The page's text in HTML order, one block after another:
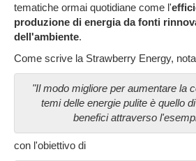
tematiche ormai quotidiane come l'
produzione di energia da fonti
dell'ambiente.
Come scrive la Strawberry Energy,
"Il modo migliore per aumentare la
temi delle energie pulite è quello
benefici attraverso
con l'obiettivo di